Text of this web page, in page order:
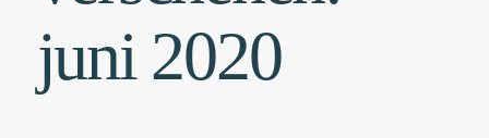
juni 2020